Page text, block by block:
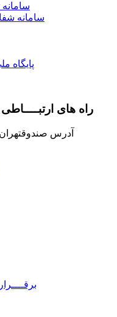
سامانه
پایگاه
راه های ارتبــــاطی
آدرس صندوقتهران .